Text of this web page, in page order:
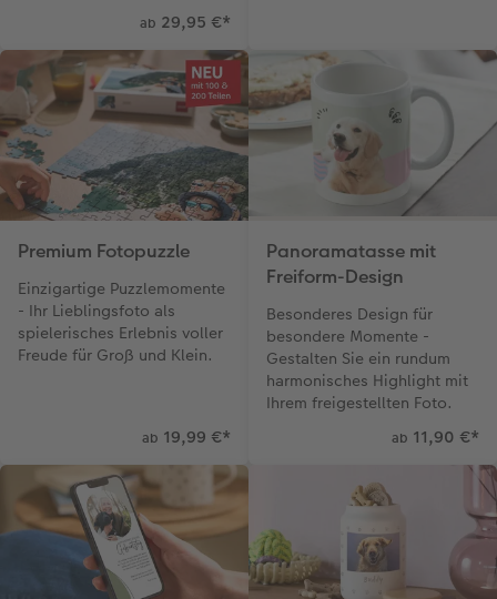
ab 29,95 €*
Premium Fotopuzzle
Einzigartige Puzzlemomente
- Ihr Lieblingsfoto als
spielerisches Erlebnis voller
Freude für Groß und Klein.
ab 19,99 €*
Panoramatasse mit
Freiform-Design
Besonderes Design für
besondere Momente -
Gestalten Sie ein rundum
harmonisches Highlight mit
Ihrem freigestellten Foto.
ab 11,90 €*